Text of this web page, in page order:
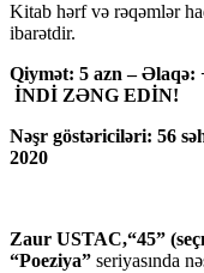
Kitab hərf və rəqəmlər
ibarətdir.
Qiymət: 5 azn – Əlaqə:
İNDİ ZƏNG EDİN!
Nəşr göstəriciləri: 56
2020
Zaur USTAC,“45”
“Poeziya” seriyasında